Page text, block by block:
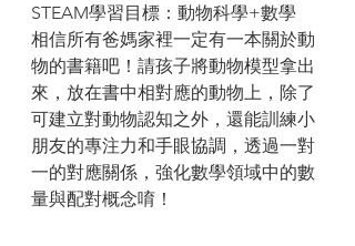
STEAM學習目標：動物科學+數學
相信所有爸媽家裡一定有一本關於動
物的書籍吧！請孩子將動物模型拿出
來，放在書中相對應的動物上，除了
可建立對動物認知之外，還能訓練小
朋友的專注力和手眼協調，透過一對
一的對應關係，強化數學領域中的數
量與配對概念唷！